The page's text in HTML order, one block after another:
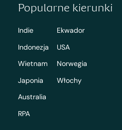
Popularne kierunki
Indie
Indonezja
Wietnam
Japonia
Australia
RPA
Ekwador
USA
Norwegia
Włochy